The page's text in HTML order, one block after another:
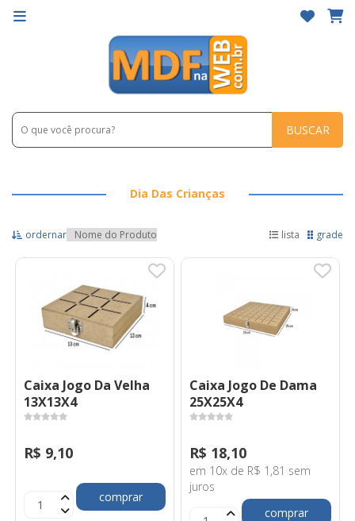
BUSCAR
Dia Das Crianças
ordernar lista grade
Caixa Jogo Da Velha
13X13X4
R$ 9,10
comprar
Caixa Jogo De Dama
25X25X4
R$ 18,10
em 10x de R$ 1,81 sem
juros
comprar